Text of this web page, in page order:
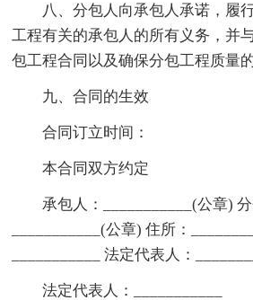
八、分包人向承包人承诺，履
工程有关的承包人的所有义务，并
包工程合同以及确保分包工程质量
九、合同的生效
合同订立时间：
本合同双方约定
承包人： ___________(公章) 分
___________(公章) 住所：
法定代表人：
法定代表人：